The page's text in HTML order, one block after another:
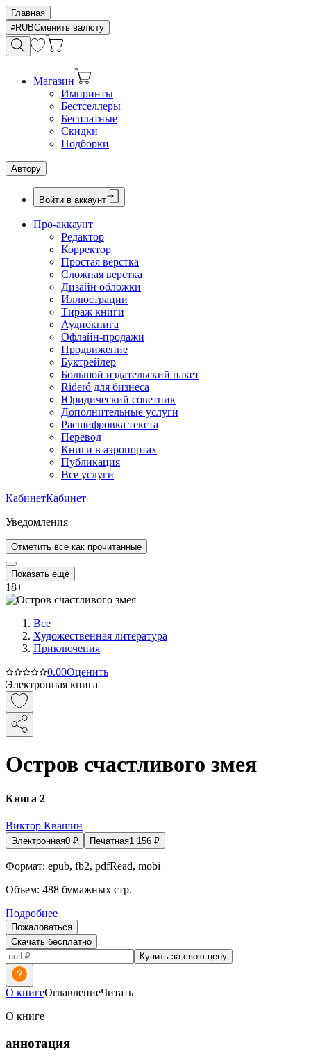
Главная
RUBСменить валюту
Магазин
Импринты
Бестселлеры
Бесплатные
Скидки
Подборки
Автору
Войти в аккаунт
Про-аккаунт
Редактор
Корректор
Простая верстка
Сложная верстка
Дизайн обложки
Иллюстрации
Тираж книги
Аудиокнига
Офлайн-продажи
Продвижение
Буктрейлер
Большой издательский пакет
Rideró для бизнеса
Юридический советник
Дополнительные услуги
Расшифровка текста
Перевод
Книги в аэропортах
Публикация
Все услуги
КабинетКабинет
Уведомления
Отметить все как прочитанные
Показать ещё
18+
Все
Художественная литература
Приключения
0.00Оценить
Электронная книга
Остров счастливого змея
Книга 2
Виктор Квашин
Электронная0 ₽ Печатная1 156 ₽
Формат: epub, fb2, pdfRead, mobi
Объем: 488 бумажных стр.
Подробнее
Пожаловаться
Скачать бесплатно
Купить за свою цену
О книгеОглавлениеЧитать
О книге
аннотация